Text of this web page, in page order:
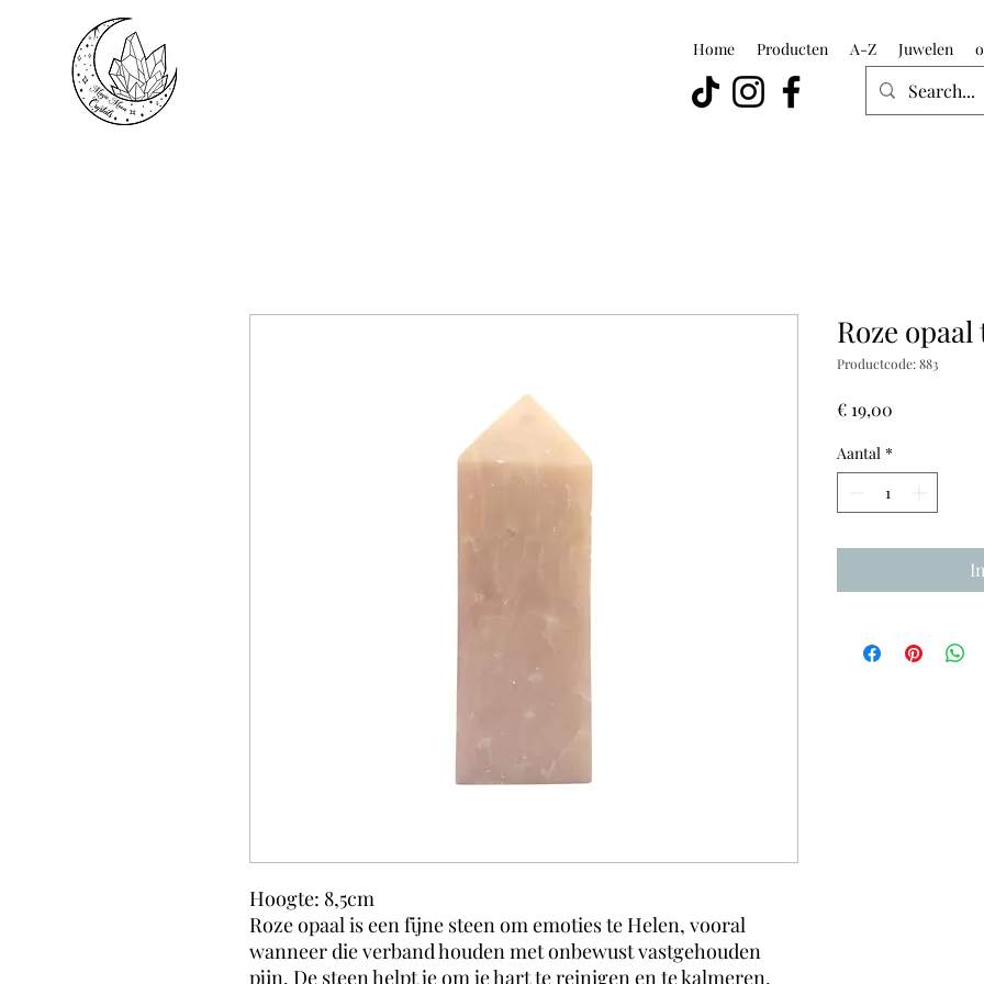
Home Producten A-Z Juwelen
Hoogte: 8,5cm
Roze opaal is een fijne steen om emoties te Helen, vooral
wanneer die verband houden met onbewust vastgehouden
pijn. De steen helpt je om je hart te reinigen en te kalmeren.
Roze
Productcode: 883
€ 19,00
Aantal *